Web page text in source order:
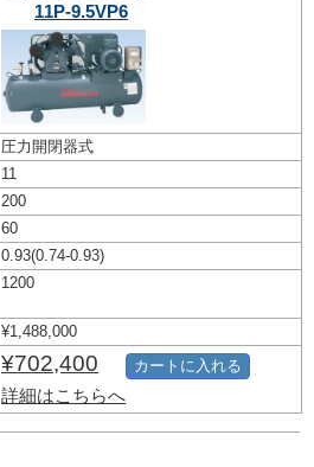
11P-9.5VP6
圧力開閉器式
11
200
60
0.93(0.74-0.93)
1200
¥1,488,000
¥702,400
詳細はこちらへ
カートに入れる